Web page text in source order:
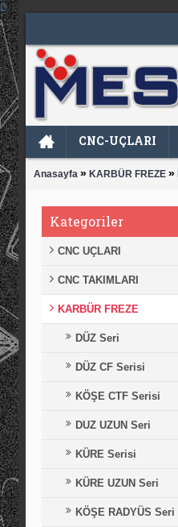
CNC-UÇLARI
Anasayfa » KARBÜR FREZE »
Kategoriler
CNC UÇLARI
CNC TAKIMLARI
KARBÜR FREZE
DÜZ Seri
DÜZ CF Serisi
KÖŞE CTF Serisi
DUZ UZUN Seri
KÜRE Serisi
KÜRE UZUN Seri
KÖŞE RADYÜS Seri